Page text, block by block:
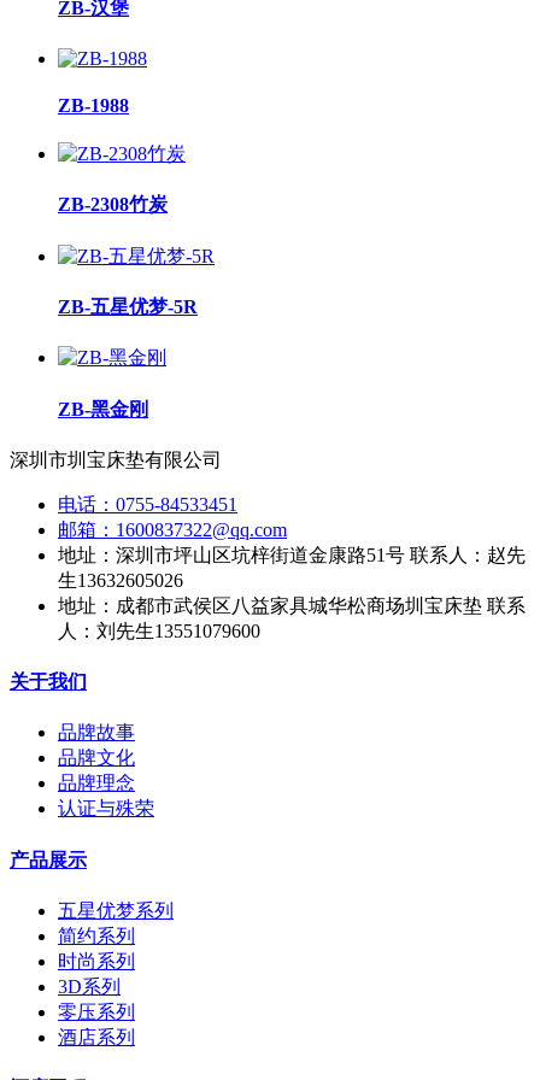
ZB-汉堡
ZB-1988
ZB-2308竹炭
ZB-五星优梦-5R
ZB-黑金刚
深圳市圳宝床垫有限公司
电话：0755-84533451
邮箱：1600837322@qq.com
地址：深圳市坪山区坑梓街道金康路51号 联系人：赵先
生13632605026
地址：成都市武侯区八益家具城华松商场圳宝床垫 联系
人：刘先生13551079600
关于我们
品牌故事
品牌文化
品牌理念
认证与殊荣
产品展示
五星优梦系列
简约系列
时尚系列
3D系列
零压系列
酒店系列